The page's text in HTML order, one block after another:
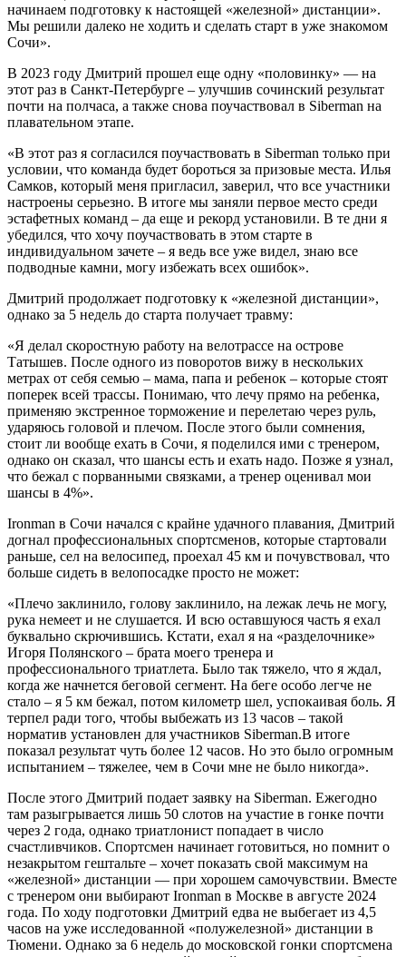
начинаем подготовку к настоящей «железной» дистанции».
Мы решили далеко не ходить и сделать старт в уже знакомом
Сочи».
В 2023 году Дмитрий прошел еще одну «половинку» — на
этот раз в Санкт-Петербурге – улучшив сочинский результат
почти на полчаса, а также снова поучаствовал в Siberman на
плавательном этапе.
«В этот раз я согласился поучаствовать в Siberman только при
условии, что команда будет бороться за призовые места. Илья
Самков, который меня пригласил, заверил, что все участники
настроены серьезно. В итоге мы заняли первое место среди
эстафетных команд – да еще и рекорд установили. В те дни я
убедился, что хочу поучаствовать в этом старте в
индивидуальном зачете – я ведь все уже видел, знаю все
подводные камни, могу избежать всех ошибок».
Дмитрий продолжает подготовку к «железной дистанции»,
однако за 5 недель до старта получает травму:
«Я делал скоростную работу на велотрассе на острове
Татышев. После одного из поворотов вижу в нескольких
метрах от себя семью – мама, папа и ребенок – которые стоят
поперек всей трассы. Понимаю, что лечу прямо на ребенка,
применяю экстренное торможение и перелетаю через руль,
ударяюсь головой и плечом. После этого были сомнения,
стоит ли вообще ехать в Сочи, я поделился ими с тренером,
однако он сказал, что шансы есть и ехать надо. Позже я узнал,
что бежал с порванными связками, а тренер оценивал мои
шансы в 4%».
Ironman в Сочи начался с крайне удачного плавания, Дмитрий
догнал профессиональных спортсменов, которые стартовали
раньше, сел на велосипед, проехал 45 км и почувствовал, что
больше сидеть в велопосадке просто не может:
«Плечо заклинило, голову заклинило, на лежак лечь не могу,
рука немеет и не слушается. И всю оставшуюся часть я ехал
буквально скрючившись. Кстати, ехал я на «разделочнике»
Игоря Полянского – брата моего тренера и
профессионального триатлета. Было так тяжело, что я ждал,
когда же начнется беговой сегмент. На беге особо легче не
стало – я 5 км бежал, потом километр шел, успокаивая боль. Я
терпел ради того, чтобы выбежать из 13 часов – такой
норматив установлен для участников Siberman.В итоге
показал результат чуть более 12 часов. Но это было огромным
испытанием – тяжелее, чем в Сочи мне не было никогда».
После этого Дмитрий подает заявку на Siberman. Ежегодно
там разыгрывается лишь 50 слотов на участие в гонке почти
через 2 года, однако триатлонист попадает в число
счастливчиков. Спортсмен начинает готовиться, но помнит о
незакрытом гештальте – хочет показать свой максимум на
«железной» дистанции — при хорошем самочувствии. Вместе
с тренером они выбирают Ironman в Москве в августе 2024
года. По ходу подготовки Дмитрий едва не выбегает из 4,5
часов на уже исследованной «полужелезной» дистанции в
Тюмени. Однако за 6 недель до московской гонки спортсмена